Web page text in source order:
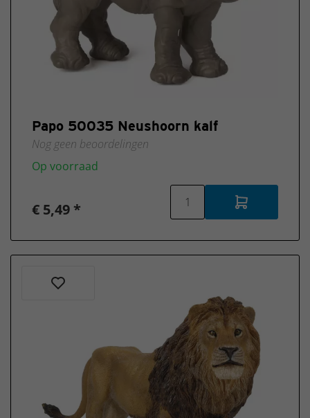
Papo 50035 Neushoorn kalf
Nog geen beoordelingen
Op voorraad
€ 5,49 *